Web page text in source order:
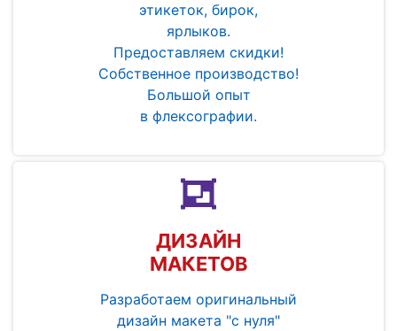
этикеток, бирок,
ярлыков.
Предоставляем скидки!
Собственное производство!
Большой опыт
в флексографии.
ДИЗАЙН
МАКЕТОВ
Разработаем оригинальный
дизайн макета "с нуля"